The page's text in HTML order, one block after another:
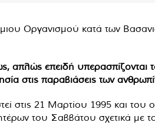
Οργανισμού κατά των
επειδή υπερασπίζονται
στις παραβιάσεις των
στις 21 Μαρτίου 1995 και του
του Σαββάτου σχετικά με